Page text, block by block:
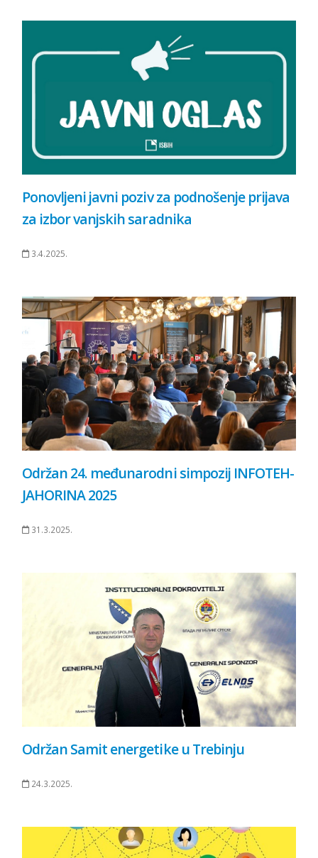
Ponovljeni javni poziv za podnošenje prijava
za izbor vanjskih saradnika
3.4.2025.
Održan 24. međunarodni simpozij INFOTEH-
JAHORINA 2025
31.3.2025.
Održan Samit energetike u Trebinju
24.3.2025.